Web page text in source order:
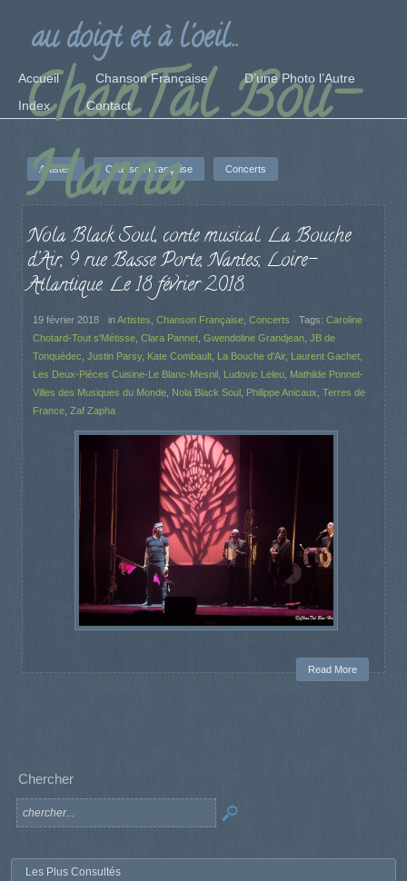
ChanTal Bou-
Hanna
au doigt et à l'oeil...
Accueil Chanson Française
D’une Photo l’Autre
Index
Contact
Artistes Chanson Française Concerts
Nola Black Soul, conte musical. La Bouche
d’Air, 9 rue Basse Porte, Nantes, Loire-
Atlantique. Le 18 février 2018.
19 février 2018 inArtistes Chanson Française Concerts Tags: Caroline
Chotard-Tout s'Métisse Clara Pannet Gwendoline Grandjean JB de
Tonquédec Justin Parsy, Kate Combault La Bouche d'Air, Laurent Gachet
Les Deux-Pièces Cuisine-Le Blanc-Mesnil Ludovic Leleu Mathilde Ponnet-
Villes des Musiques du Monde Nola Black Soul Philippe Anicaux Terres de
France Zaf Zapha
Read More
Chercher
Les Plus Consultés